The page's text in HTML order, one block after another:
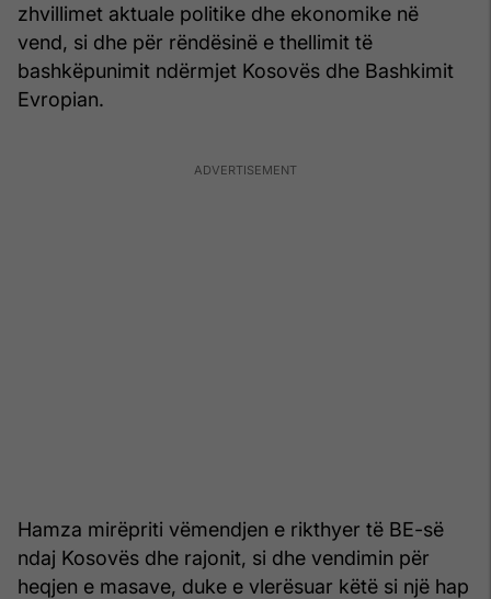
zhvillimet aktuale politike dhe ekonomike në
vend, si dhe për rëndësinë e thellimit të
bashkëpunimit ndërmjet Kosovës dhe Bashkimit
Evropian.
Hamza mirëpriti vëmendjen e rikthyer të BE-së
ndaj Kosovës dhe rajonit, si dhe vendimin për
heqjen e masave, duke e vlerësuar këtë si një hap